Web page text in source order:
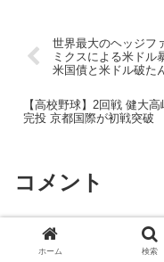
世界最大のヘッジフ
ミクスによる米ドル
米国債と米ドル破た
【高校野球】2回戦 健大
完投 京都国際が初戦突破
コメント
コメントをどうぞ
ホーム 検索